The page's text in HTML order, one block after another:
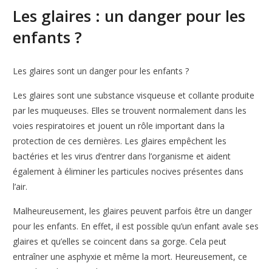
Les glaires : un danger pour les
enfants ?
Les glaires sont un danger pour les enfants ?
Les glaires sont une substance visqueuse et collante produite
par les muqueuses. Elles se trouvent normalement dans les
voies respiratoires et jouent un rôle important dans la
protection de ces dernières. Les glaires empêchent les
bactéries et les virus d’entrer dans l’organisme et aident
également à éliminer les particules nocives présentes dans
l’air.
Malheureusement, les glaires peuvent parfois être un danger
pour les enfants. En effet, il est possible qu’un enfant avale ses
glaires et qu’elles se coincent dans sa gorge. Cela peut
entraîner une asphyxie et même la mort. Heureusement, ce